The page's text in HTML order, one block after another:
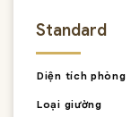
Standard
Diện tích phòng
Loại giường